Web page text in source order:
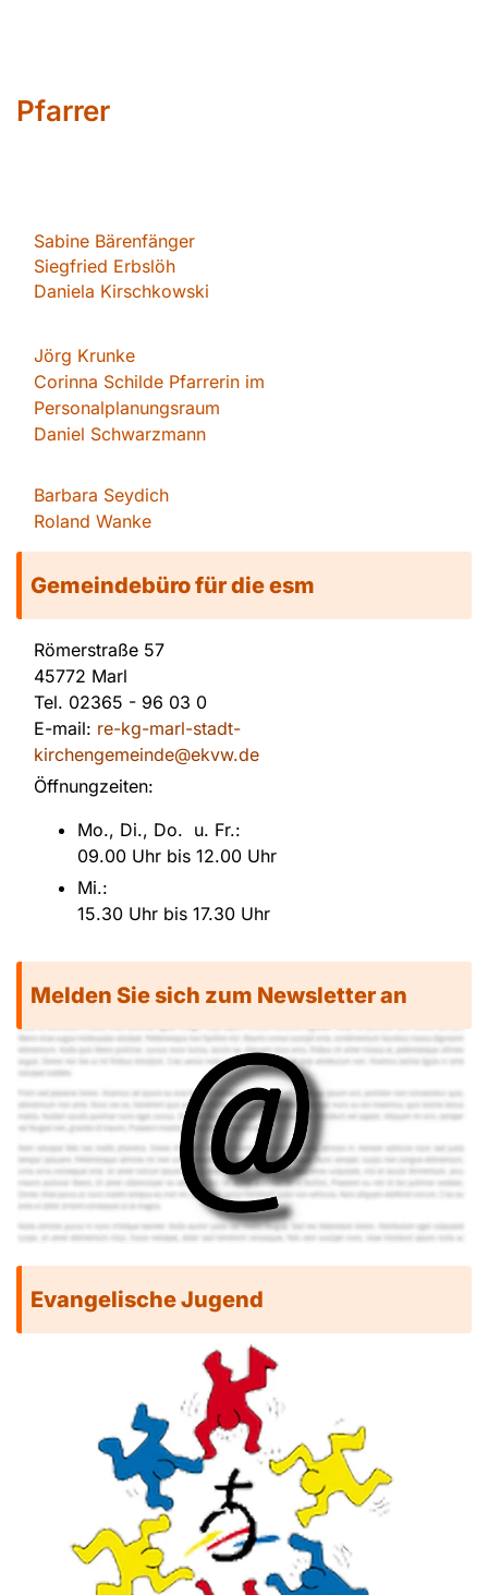
Pfarrer
Sabine Bärenfänger
Siegfried Erbslöh
Daniela Kirschkowski
Jörg Krunke
Corinna Schilde Pfarrerin im
Personalplanungsraum
Daniel Schwarzmann
Barbara Seydich
Roland Wanke
Gemeindebüro für die esm
Römerstraße 57
45772 Marl
Tel. 02365 - 96 03 0
E-mail: re-kg-marl-stadt-
kirchengemeinde@ekvw.de
Öffnungzeiten:
Mo., Di., Do. u. Fr.:
09.00 Uhr bis 12.00 Uhr
Mi.:
15.30 Uhr bis 17.30 Uhr
Melden Sie sich zum Newsletter an
Evangelische Jugend